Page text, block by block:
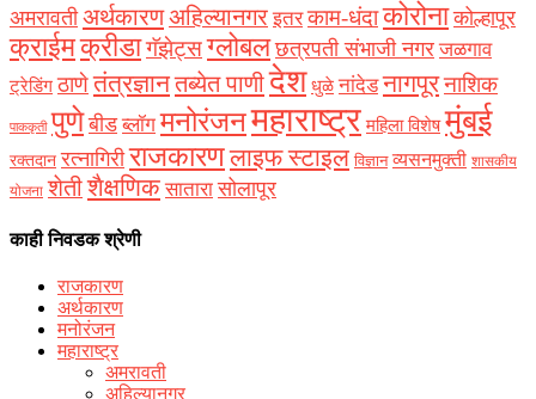
अमरावती अर्थकारणअहिल्यानगर इतर काम-धंदाकोरोना कोल्हापूर
क्राईमक्रीडागॅझेट्सग्लोबल छत्रपती संभाजी नगर जळगाव
ट्रेडिंग ठाणेतंत्रज्ञानतब्येत पाणीदेश धुळे नांदेड नागपूरनाशिक
पाककृती पुणे बीड ब्लॉग मनोरंजनमहाराष्ट्र महिला विशेष मुंबई
रक्‍तदान रत्नागिरी राजकारणलाइफ स्टाइल विज्ञान व्यसनमुक्ती शासकीय
योजना शेतीशैक्षणिक सातारा सोलापूर
काही निवडक श्रेणी
राजकारण
अर्थकारण
मनोरंजन
महाराष्ट्र
अमरावती
अहिल्यानगर